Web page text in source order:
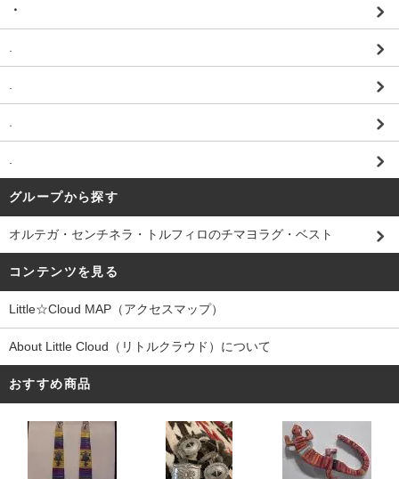
・
グループから探す
オルテガ・センチネラ・トルフィロのチマヨラグ・ベスト
コンテンツを見る
Little☆Cloud MAP（アクセスマップ）
About Little Cloud（リトルクラウド）について
おすすめ商品